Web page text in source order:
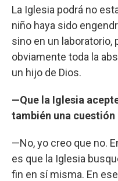
La Iglesia podrá no
niño haya sido
sino en un laboratorio,
obviamente toda la
un hijo de Dios.
—Que la Iglesia
también una
—No, yo creo que no.
es que la Iglesia
fin en sí misma. En